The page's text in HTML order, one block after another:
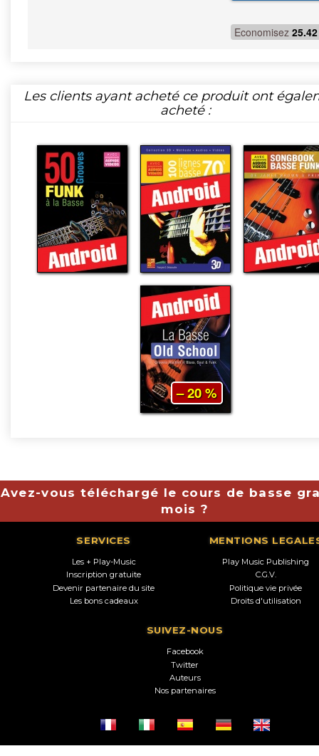
Economisez 25.42
Les clients ayant acheté ce produit ont
acheté :
– 20 %
Avez-vous téléchargé le cours de basse
mois ?
SERVICES
Les + Play-Music
Inscription gratuite
Devenir partenaire du site
Les bons cadeaux
MENTIONS
Play Music Publishing
C.G.V.
Politique vie privée
Droits d'utilisation
SUIVEZ-NOUS
Facebook
Twitter
Auteurs
Nos partenaires